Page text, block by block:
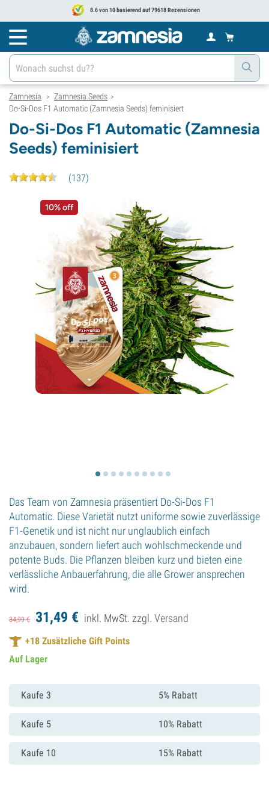
8.6 von 10 basierend auf 79618 Rezensionen
Zamnesia > Zamnesia Seeds >
Do-Si-Dos F1 Automatic (Zamnesia Seeds) feminisiert
Do-Si-Dos F1 Automatic (Zamnesia
Seeds) feminisiert
(137)
10% off
Das Team von Zamnesia präsentiert Do-Si-Dos F1
Automatic. Diese Varietät nutzt uniforme sowie zuverlässige
F1-Genetik und ist nicht nur unglaublich einfach
anzubauen, sondern liefert auch wohlschmeckende und
potente Buds. Die Pflanzen bleiben kurz und bieten eine
verlässliche Anbauerfahrung, die alle Grower ansprechen
wird.
34,99€ 31,49 € inkl. MwSt. zzgl. Versand
+18 Zusätzliche Gift Points
Auf Lager
Kaufe 3 5% Rabatt
Kaufe 5 10% Rabatt
Kaufe 10 15% Rabatt